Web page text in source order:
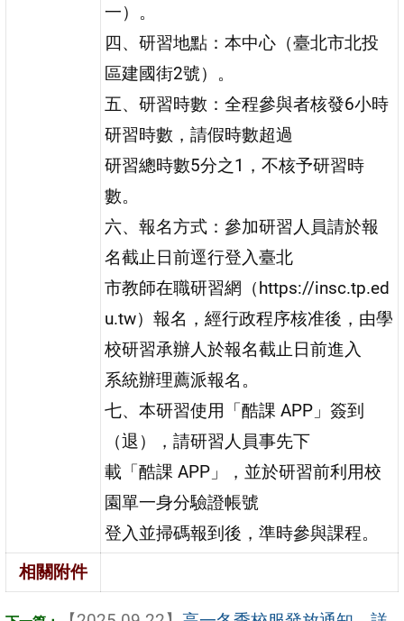
一）。
四、研習地點：本中心（臺北市北投
區建國街2號）。
五、研習時數：全程參與者核發6小時
研習時數，請假時數超過
研習總時數5分之1，不核予研習時
數。
六、報名方式：參加研習人員請於報
名截止日前逕行登入臺北
市教師在職研習網（https://insc.tp.ed
u.tw）報名，經行政程序核准後，由學
校研習承辦人於報名截止日前進入
系統辦理薦派報名。
七、本研習使用「酷課 APP」簽到
（退），請研習人員事先下
載「酷課 APP」，並於研習前利用校
園單一身分驗證帳號
登入並掃碼報到後，準時參與課程。
相關附件